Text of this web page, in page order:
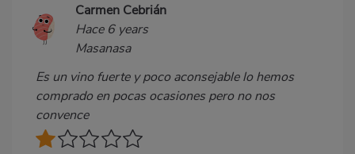
Carmen Cebrián
Hace 6 years
Masanasa
Es un vino fuerte y poco aconsejable lo hemos
comprado en pocas ocasiones pero no nos
convence